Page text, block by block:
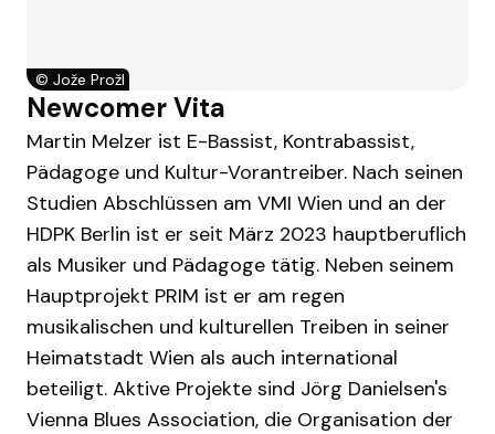
© Jože Prožl
Newcomer Vita
Martin Melzer ist E-Bassist, Kontrabassist,
Pädagoge und Kultur-Vorantreiber. Nach seinen
Studien Abschlüssen am VMI Wien und an der
HDPK Berlin ist er seit März 2023 hauptberuflich
als Musiker und Pädagoge tätig. Neben seinem
Hauptprojekt PRIM ist er am regen
musikalischen und kulturellen Treiben in seiner
Heimatstadt Wien als auch international
beteiligt. Aktive Projekte sind Jörg Danielsen's
Vienna Blues Association, die Organisation der